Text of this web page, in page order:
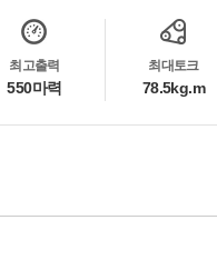
최고출력
550마력
최대토크
78.5kg.m